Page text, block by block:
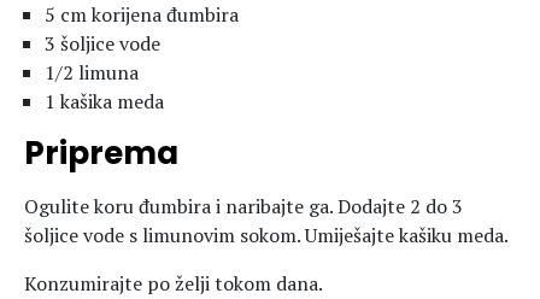
5 cm korijena đumbira
3 šoljice vode
1/2 limuna
1 kašika meda
Priprema
Ogulite koru đumbira i naribajte ga. Dodajte 2 do 3
šoljice vode s limunovim sokom. Umiješajte kašiku meda.
Konzumirajte po želji tokom dana.